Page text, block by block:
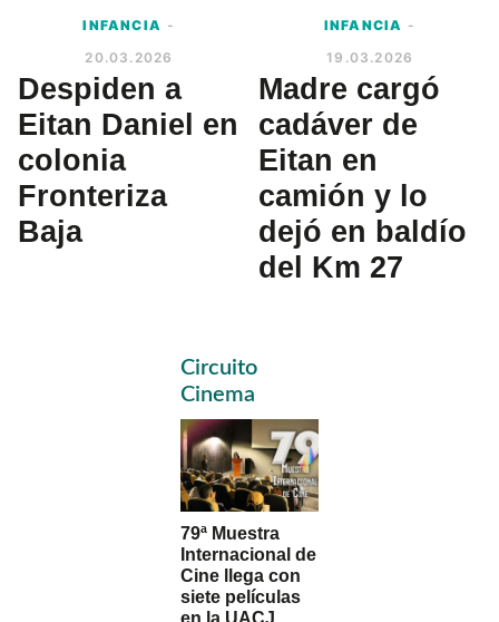
INFANCIA -
20.03.2026
Despiden a
Eitan Daniel en
colonia
Fronteriza
Baja
INFANCIA -
19.03.2026
Madre cargó
cadáver de
Eitan en
camión y lo
dejó en baldío
del Km 27
Primary
Sidebar
Circuito
Cinema
79ª Muestra
Internacional de
Cine llega con
siete películas
en la UACJ